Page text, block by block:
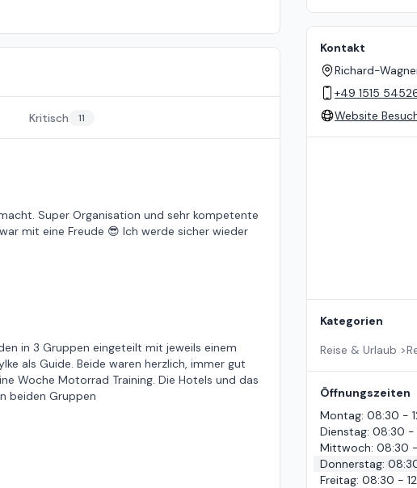
Kritisch 11
Super Organisation und sehr kompetente
mit eine Freude 😎 Ich werde sicher wieder
in 3 Gruppen eingeteilt mit jeweils einem
als Guide. Beide waren herzlich, immer gut
Woche Motorrad Training. Die Hotels und das
beiden Gruppen
Kontakt
Richard-
+49 1515
Website
Kategorien
Reise & Urlaub >
Öffnungszeiten
Montag: 08:30 -
Dienstag: 08:30 -
Mittwoch: 08:30
Donnerstag:
Freitag: 08:30 -